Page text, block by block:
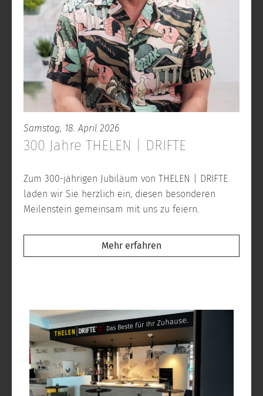
Samstag, 18. April 2026
300 Jahre THELEN | DRIFTE
Zum 300-jährigen Jubiläum von THELEN | DRIFTE
laden wir Sie herzlich ein, diesen besonderen
Meilenstein gemeinsam mit uns zu feiern.
Mehr erfahren